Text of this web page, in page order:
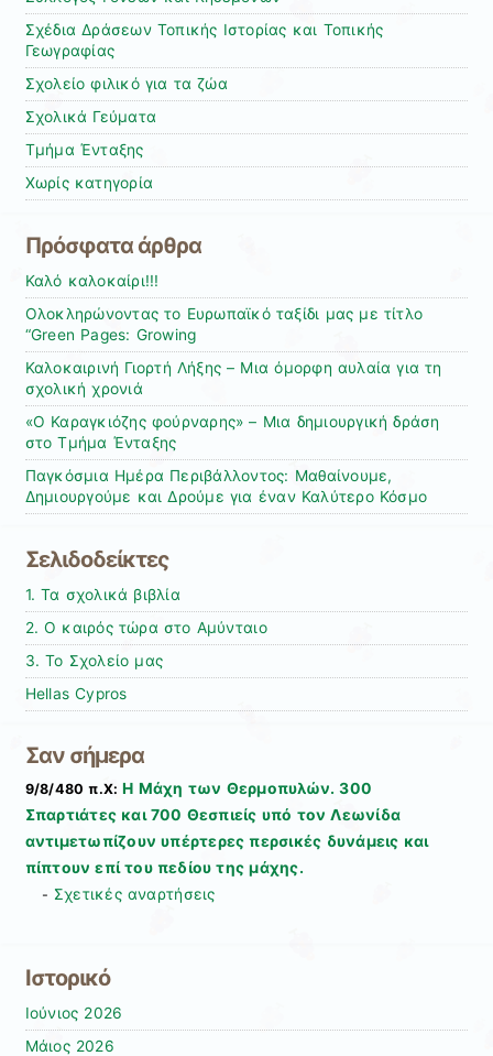
Σχέδια Δράσεων Τοπικής Ιστορίας και Τοπικής
Γεωγραφίας
Σχολείο φιλικό για τα ζώα
Σχολικά Γεύματα
Τμήμα Ένταξης
Χωρίς κατηγορία
Πρόσφατα άρθρα
Καλό καλοκαίρι!!!
Ολοκληρώνοντας το Ευρωπαϊκό ταξίδι μας με τίτλο
“Green Pages: Growing
Καλοκαιρινή Γιορτή Λήξης – Μια όμορφη αυλαία για τη
σχολική χρονιά
«Ο Καραγκιόζης φούρναρης» – Μια δημιουργική δράση
στο Τμήμα Ένταξης
Παγκόσμια Ημέρα Περιβάλλοντος: Μαθαίνουμε,
Δημιουργούμε και Δρούμε για έναν Καλύτερο Κόσμο
Σελιδοδείκτες
1. Τα σχολικά βιβλία
2. Ο καιρός τώρα στο Αμύνταιο
3. Το Σχολείο μας
Hellas Cypros
Σαν σήμερα
9/8/480 π.Χ: Η Μάχη των Θερμοπυλών. 300
Σπαρτιάτες και 700 Θεσπιείς υπό τον Λεωνίδα
αντιμετωπίζουν υπέρτερες περσικές δυνάμεις και
πίπτουν επί του πεδίου της μάχης.
- Σχετικές αναρτήσεις
Ιστορικό
Ιούνιος 2026
Μάιος 2026